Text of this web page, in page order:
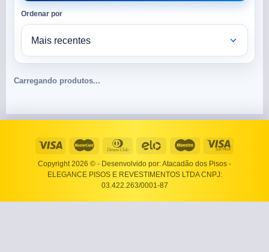
Ordenar por
Carregando produtos...
Copyright 2026 © - Desenvolvido por: Atacadão dos Pisos -
ELEGANCE PISOS E REVESTIMENTOS LTDA CNPJ:
03.422.263/0001-87